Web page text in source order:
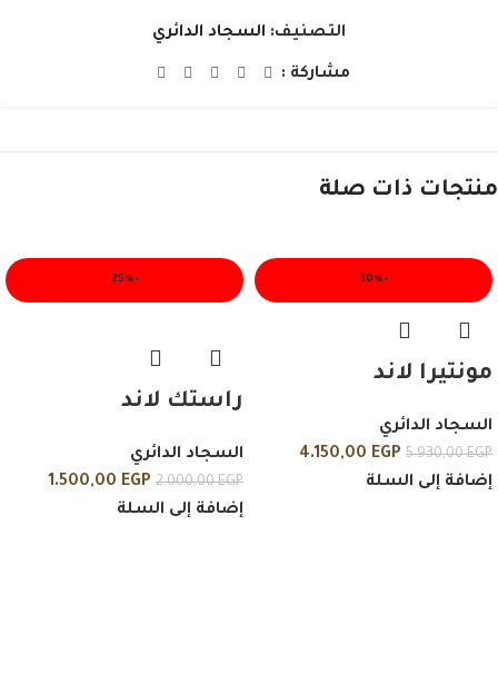
التصنيف: السجاد الدائري
مشاركة :
منتجات ذات صلة
-30%
مونتيرا لاند
السجاد الدائري
5.930,00EGP
4.150,00 EGP
إضافة إلى السلة
-25%
راستك لاند
السجاد الدائري
2.000,00EGP
1.500,00 EGP
إضافة إلى السلة